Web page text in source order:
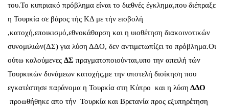
του.Το κυπριακό πρόβλημα είναι το διεθνές έγκλημα,που διέπραξε
η Τουρκία σε βάρος τής ΚΔ με τήν εισβολή
,κατοχή,εποικισμό,εθνοκάθαρση και η υιοθέτηση διακοινοτικών
συνομιλιών(ΔΣ) για λύση ΔΔΟ, δεν αντιμετωπίζει το πρόβλημα.Οι
ούτω καλούμενες ΔΣ πραγματοποιούνται,υπο την απειλή τών
Τουρκικών δυνάμεων κατοχής,με την υποτελή διοίκηση που
εγκατέστησε παράνομα η Τουρκία στη Κύπρο και η λύση ΔΔΟ
προωθήθηκε απο τήν Τουρκία και Βρετανία προς εξυπηρέτηση